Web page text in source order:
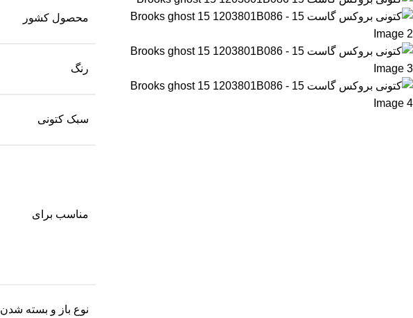
محصول کشور
رنگ
سبک کتونی
مناسب برای
نوع باز و بسته شدن